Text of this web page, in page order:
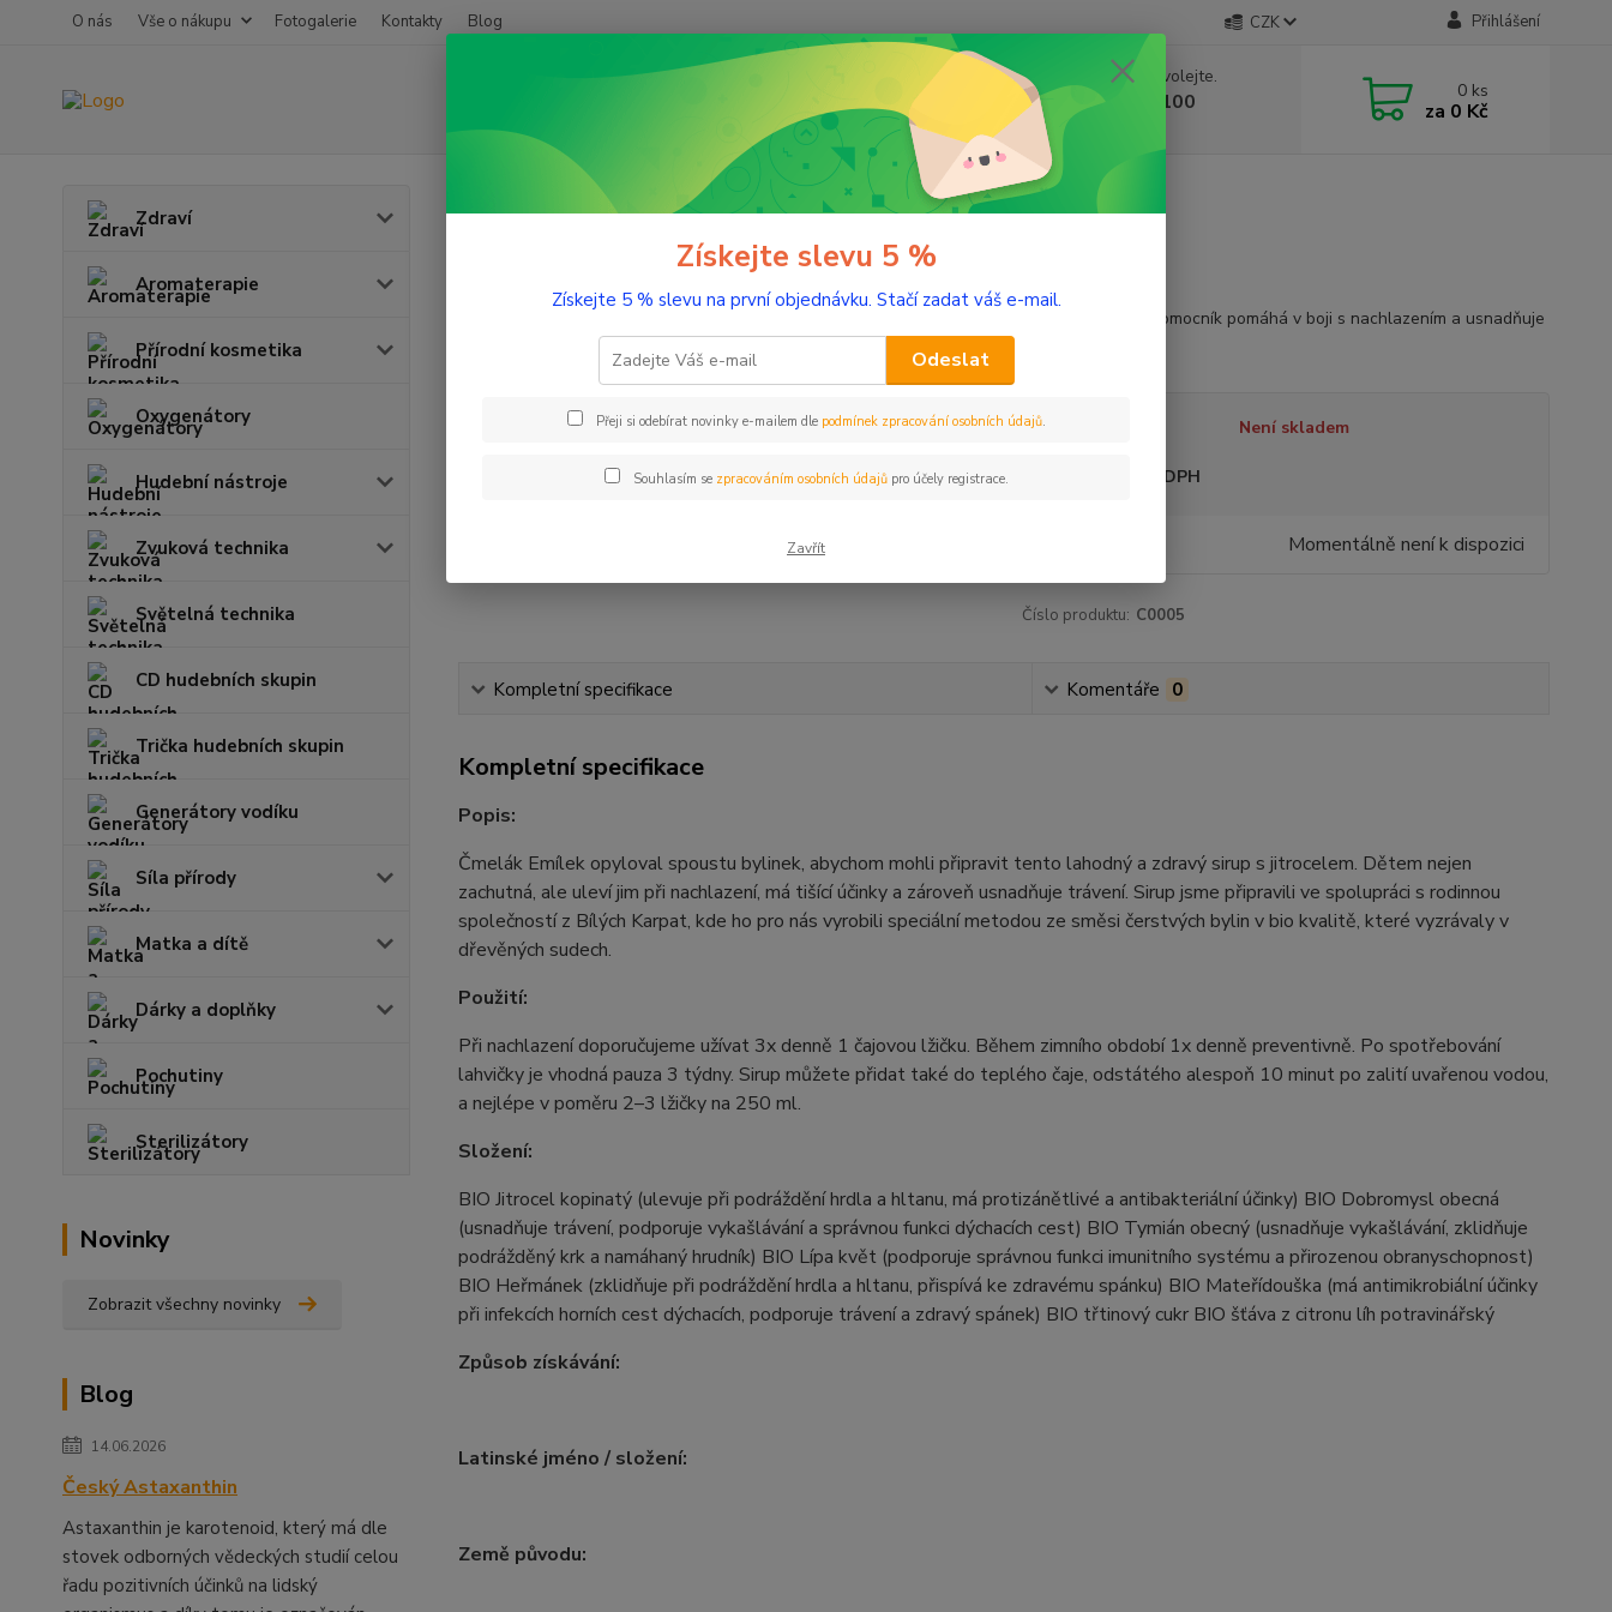
O nás Vše o nákupu Fotogalerie Kontakty Blog CZK Přihlášení
Nevíte si rady? Zavolejte.
+420 603 332 100
(Po-Pá, 10-17 hod.)
0 ks
za 0 Kč
Zdraví
Aromaterapie
Přírodní kosmetika
Oxygenátory
Hudební nástroje
Zvuková technika
Světelná technika
CD hudebních skupin
Trička hudebních skupin
Generátory vodíku
Síla přírody
Matka a dítě
Dárky a doplňky
Pochutiny
Sterilizátory
Novinky
Zobrazit všechny novinky
Blog
14.06.2026
Český Astaxanthin
Astaxanthin je karotenoid, který má dle
stovek odborných vědeckých studií celou
řadu pozitivních účinků na lidský
Dětský BIO sirup s jitrocelem Emílek
Dětský BIO sirup s jitrocelem Emílek
Lahodný bylinný pomocník pomáhá v boji s nachlazením a usnadňuje
Není skladem
Nejsme plátci DPH
Momentálně není k dispozici
Číslo produktu: C0005
Kompletní specifikace Komentáře 0
Kompletní specifikace
Popis:
Čmelák Emílek opyloval spoustu bylinek, abychom mohli připravit tento lahodný a zdravý sirup s jitrocelem. Dětem nejen
zachutná, ale uleví jim při nachlazení, má tišící účinky a zároveň usnadňuje trávení. Sirup jsme připravili ve spolupráci s rodinnou
společností z Bílých Karpat, kde ho pro nás vyrobili speciální metodou ze směsi čerstvých bylin v bio kvalitě, které vyzrávaly v
dřevěných sudech.
Použití:
Při nachlazení doporučujeme užívat 3x denně 1 čajovou lžičku. Během zimního období 1x denně preventivně. Po spotřebování
lahvičky je vhodná pauza 3 týdny. Sirup můžete přidat také do teplého čaje, odstátého alespoň 10 minut po zalití uvařenou vodou,
a nejlépe v poměru 2–3 lžičky na 250 ml.
Složení:
BIO Jitrocel kopinatý (ulevuje při podráždění hrdla a hltanu, má protizánětlivé a antibakteriální účinky) BIO Dobromysl obecná
(usnadňuje trávení, podporuje vykašlávání a správnou funkci dýchacích cest) BIO Tymián obecný (usnadňuje vykašlávání, zklidňuje
podrážděný krk a namáhaný hrudník) BIO Lípa květ (podporuje správnou funkci imunitního systému a přirozenou obranyschopnost)
BIO Heřmánek (zklidňuje při podráždění hrdla a hltanu, přispívá ke zdravému spánku) BIO Mateřídouška (má antimikrobiální účinky
při infekcích horních cest dýchacích, podporuje trávení a zdravý spánek) BIO třtinový cukr BIO šťáva z citronu líh potravinářský
Způsob získávání:
Latinské jméno / složení:
Země původu:
Získejte slevu 5 %
Získejte 5 % slevu na první objednávku. Stačí zadat váš e-mail.
Odeslat
Přeji si odebírat novinky e-mailem dle podmínek zpracování osobních údajů.
Souhlasím se zpracováním osobních údajůpro účely registrace.
Zavřít